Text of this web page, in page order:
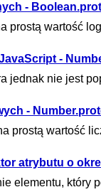
-
prostą wartość
-
jednak nie jest
-
prostą wartość
atrybutu o
elementu, który